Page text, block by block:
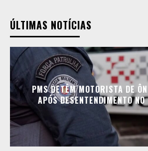
ÚLTIMAS NOTÍCIAS
PMS DETÊM MOTORISTA DE
APÓS DESENTENDIMENTO